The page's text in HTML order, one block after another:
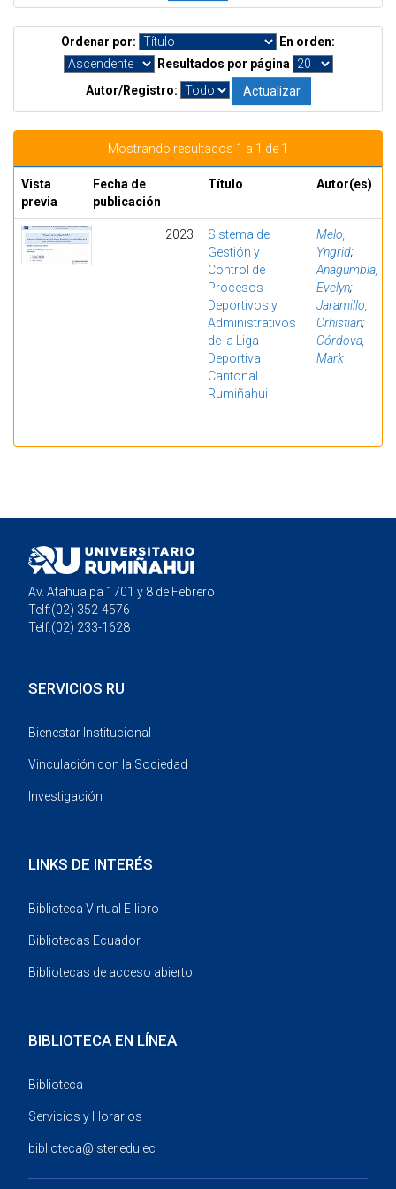
Ordenar por:
En orden:
Resultados por página
Autor/Registro:
Mostrando resultados 1 a 1 de 1
Vista
previa
Fecha de
publicación
Título Autor(es)
2023
Sistema de
Gestión y
Control de
Procesos
Deportivos y
Administrativos
de la Liga
Deportiva
Cantonal
Rumiñahui
Melo,
Yngrid;
Anagumbla,
Evelyn;
Jaramillo,
Crhistian;
Córdova,
Mark
Av. Atahualpa 1701 y 8 de Febrero
Telf:(02) 352-4576
Telf:(02) 233-1628
SERVICIOS RU
Bienestar Institucional
Vinculación con la Sociedad
Investigación
LINKS DE INTERÉS
Biblioteca Virtual E-libro
Bibliotecas Ecuador
Bibliotecas de acceso abierto
BIBLIOTECA EN LÍNEA
Biblioteca
Servicios y Horarios
biblioteca@ister.edu.ec